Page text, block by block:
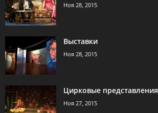
Ноя 28, 2015
Выставки
Ноя 28, 2015
Цирковые представления
Ноя 27, 2015